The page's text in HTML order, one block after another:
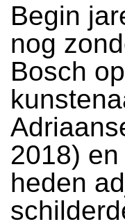
Begin
nog
Bosch
2018)
heden